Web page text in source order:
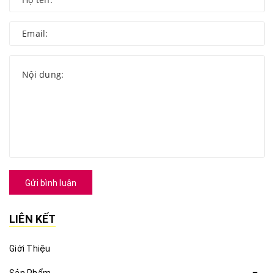
Gửi bình luận
LIÊN KẾT
Giới Thiệu